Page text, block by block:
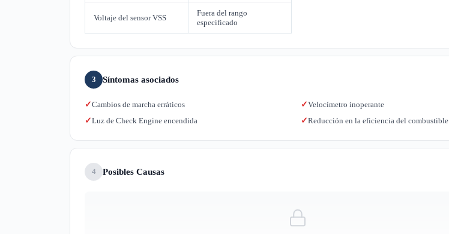
Voltaje del sensor VSS
Fuera del rango
especificado
3 Síntomas asociados
✓Cambios de marcha erráticos ✓Velocímetro inoperante
✓Luz de Check Engine encendida ✓Reducción en la eficiencia del combustible
4 Posibles Causas